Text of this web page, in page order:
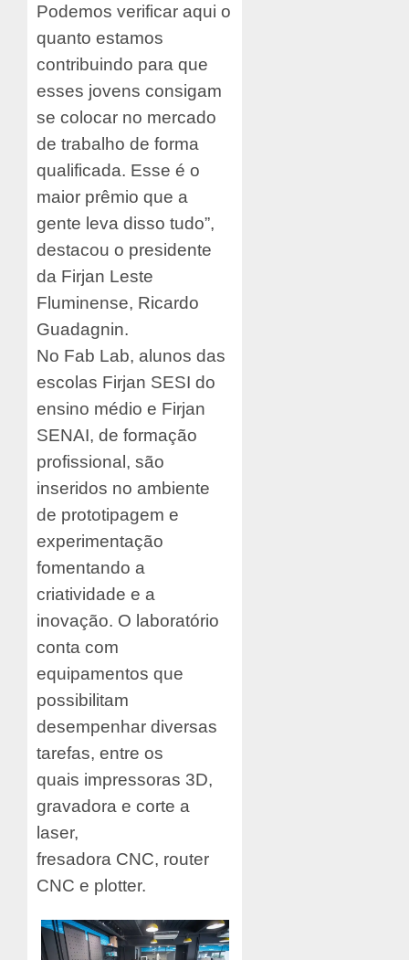
Podemos verificar aqui o
quanto estamos
contribuindo para que
esses jovens consigam
se colocar no mercado
de trabalho de forma
qualificada. Esse é o
maior prêmio que a
gente leva disso tudo”,
destacou o presidente
da Firjan Leste
Fluminense, Ricardo
Guadagnin.
No Fab Lab, alunos das
escolas Firjan SESI do
ensino médio e Firjan
SENAI, de formação
profissional, são
inseridos no ambiente
de prototipagem e
experimentação
fomentando a
criatividade e a
inovação. O laboratório
conta com
equipamentos que
possibilitam
desempenhar diversas
tarefas, entre os
quais impressoras 3D,
gravadora e corte a
laser,
fresadora CNC, router
CNC e plotter.